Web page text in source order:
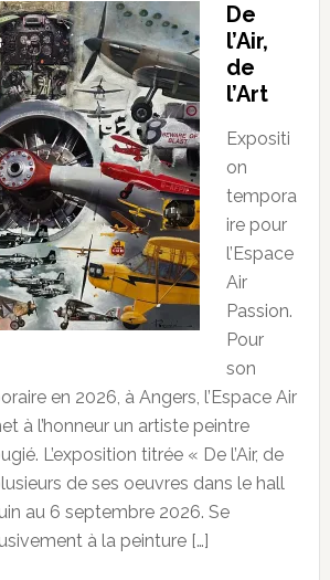
De
l’Air,
de
l’Art
Expositi
on
tempora
ire pour
l’Espace
Air
Passion.
Pour
son
en 2026, à Angers, l’Espace Air
à l’honneur un artiste peintre
L’exposition titrée « De l’Air, de
de ses oeuvres dans le hall
au 6 septembre 2026. Se
à la peinture […]